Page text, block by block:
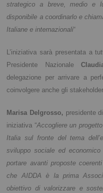
strategico a breve, medio e
disponibile a coordinarlo e
Italiane e internazionali“
L’iniziativa sarà presentata a
Presidente Nazionale
delegazione per arrivare a
coinvolgere anche gli
Marisa Delgrosso, presidente
iniziativa “Accogliere un
Italia sul fronte del tema
sviluppo sociale ed
portare avanti proposte
che AIDDA è la prima
obiettivo di valorizzare e